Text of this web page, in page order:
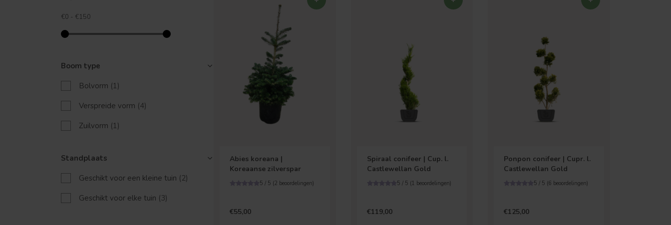
€0 - €150
Boom type
Bolvorm (1)
Verspreide vorm (4)
Zuilvorm (1)
Standplaats
Geschikt voor een kleine tuin (2)
Geschikt voor elke tuin (3)
Abies koreana |
Koreaanse zilverspar
5 / 5 (2 beoordelingen)
€55,00
Spiraal conifeer | Cup. l.
Castlewellan Gold
5 / 5 (1 beoordelingen)
€119,00
Ponpon conifeer | Cupr. l.
Castlewellan Gold
5 / 5 (6 beoordelingen)
€125,00